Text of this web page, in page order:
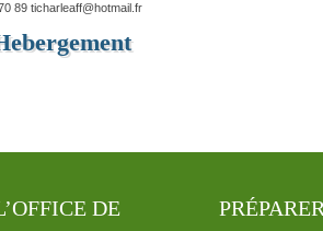
89 ticharleaff@hotmail.fr
DE